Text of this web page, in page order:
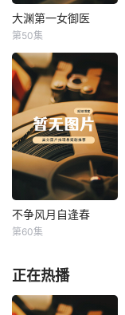
大渊第一女御医
大渊第一女御医
第50集
不争风月自逢春
不争风月自逢春
第60集
正在热播